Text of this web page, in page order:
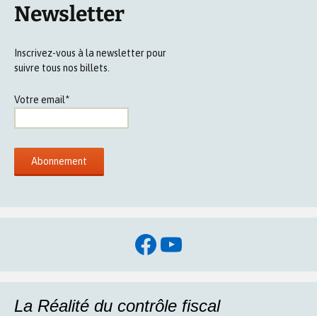
Newsletter
Inscrivez-vous à la newsletter pour
suivre tous nos billets.
Votre email*
Facebook
YouTube
La Réalité du contrôle fiscal